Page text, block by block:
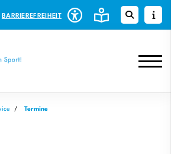
BARRIEREFREIHEIT
Termine